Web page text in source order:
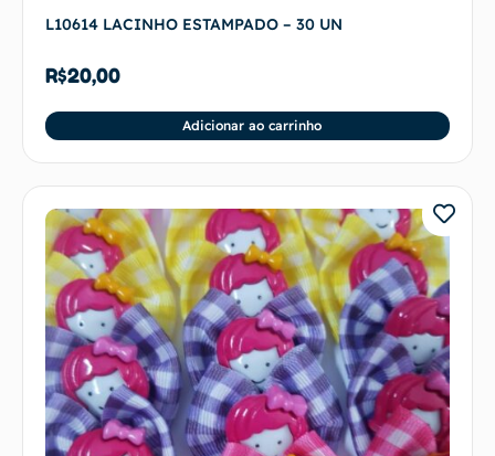
L10614 LACINHO ESTAMPADO – 30 UN
R$20,00
Adicionar ao carrinho